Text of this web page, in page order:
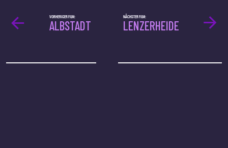
NÄCHSTER FILM:
LENZERHEIDE
VORHERIGER FILM:
ALBSTADT